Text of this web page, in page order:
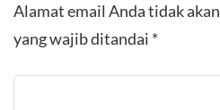
Alamat email Anda tidak
yang wajib ditandai *